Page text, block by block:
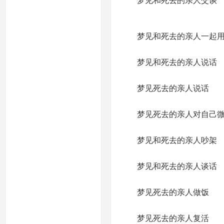
梦见和死去的亲人一起
梦见和死去的亲人说话
梦见死去的亲人说话
梦见死去的亲人对自己
梦见和死去的亲人吵架
梦见和死去的亲人谈话
梦见死去的亲人做饭
梦见死去的亲人复活